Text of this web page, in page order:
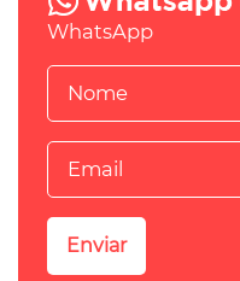
WhatsApp